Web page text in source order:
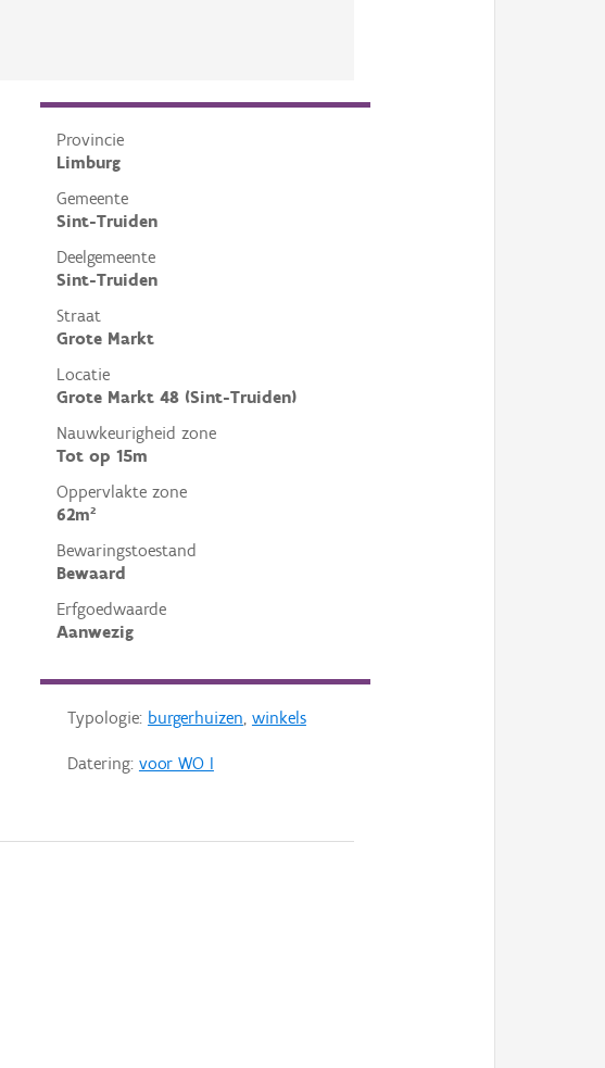
Provincie
Limburg
Gemeente
Sint-Truiden
Deelgemeente
Sint-Truiden
Straat
Grote Markt
Locatie
Grote Markt 48 (Sint-Truiden)
Nauwkeurigheid zone
Tot op 15m
Oppervlakte zone
62m²
Bewaringstoestand
Bewaard
Erfgoedwaarde
Aanwezig
Typologie: burgerhuizen, winkels
Datering: voor WO I